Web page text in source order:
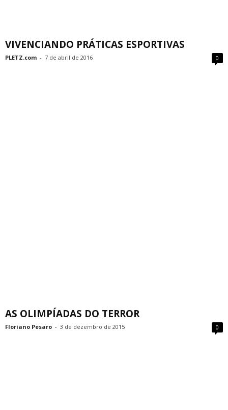
VIVENCIANDO PRÁTICAS ESPORTIVAS
PLETZ.com - 7 de abril de 2016 0
AS OLIMPÍADAS DO TERROR
Floriano Pesaro - 3 de dezembro de 2015 0